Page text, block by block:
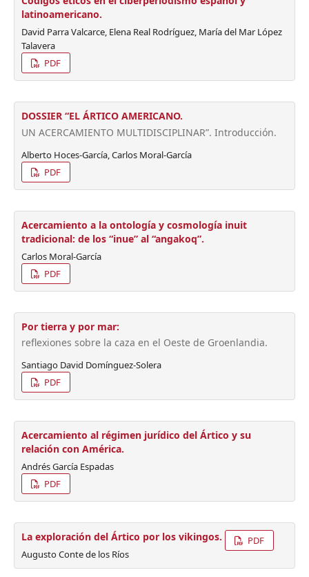
latinoamericano.
David Parra Valcarce, Elena Real Rodríguez, María del Mar López
Talavera
PDF
DOSSIER “EL ÁRTICO AMERICANO.
UN ACERCAMIENTO MULTIDISCIPLINAR”. Introducción.
Alberto Hoces-García, Carlos Moral-García
PDF
Acercamiento a la ontología y cosmología inuit
tradicional: de los “inue” al “angakoq”.
Carlos Moral-García
PDF
Por tierra y por mar:
reflexiones sobre la caza en el Oeste de Groenlandia.
Santiago David Domínguez-Solera
PDF
Acercamiento al régimen jurídico del Ártico y su
relación con América.
Andrés García Espadas
PDF
La exploración del Ártico por los vikingos.
Augusto Conte de los Ríos
PDF